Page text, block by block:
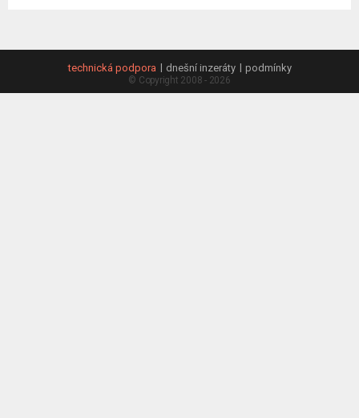
technická podpora dnešní inzeráty podmínky
© Copyright 2008 - 2026